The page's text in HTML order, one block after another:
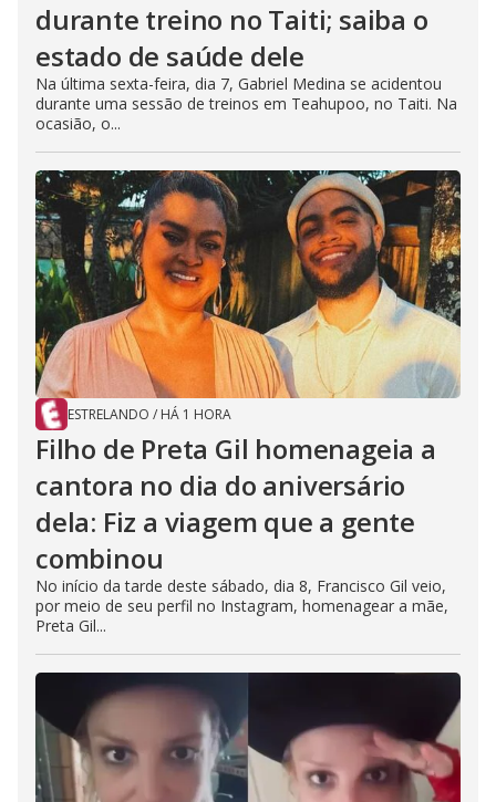
durante treino no Taiti; saiba o
estado de saúde dele
Na última sexta-feira, dia 7, Gabriel Medina se acidentou
durante uma sessão de treinos em Teahupoo, no Taiti. Na
ocasião, o...
ESTRELANDO / HÁ 1 HORA
Filho de Preta Gil homenageia a
cantora no dia do aniversário
dela: Fiz a viagem que a gente
combinou
No início da tarde deste sábado, dia 8, Francisco Gil veio,
por meio de seu perfil no Instagram, homenagear a mãe,
Preta Gil...